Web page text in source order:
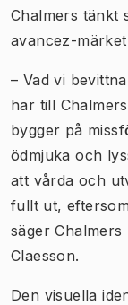
Chalmers tänkt
avancez-
– Vad vi
har till
bygger på
ödmjuka och
att vårda och
fullt ut,
säger
Claesson.
Den visuella